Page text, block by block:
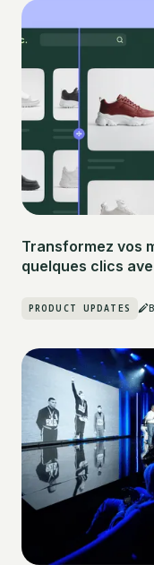
Transformez vos
quelques clics
PRODUCT UPDATES